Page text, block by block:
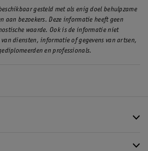
gesteld met als enig doel behulpzame
aan bezoekers. Deze informatie heeft geen
waarde. Ook is de informatie niet
diensten, informatie of gegevens van artsen,
en professionals.